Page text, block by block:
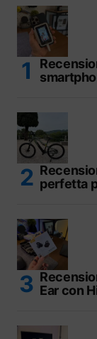
perfetta
Ear con